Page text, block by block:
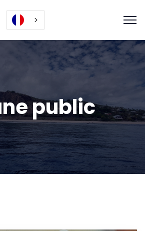
d’outils
public